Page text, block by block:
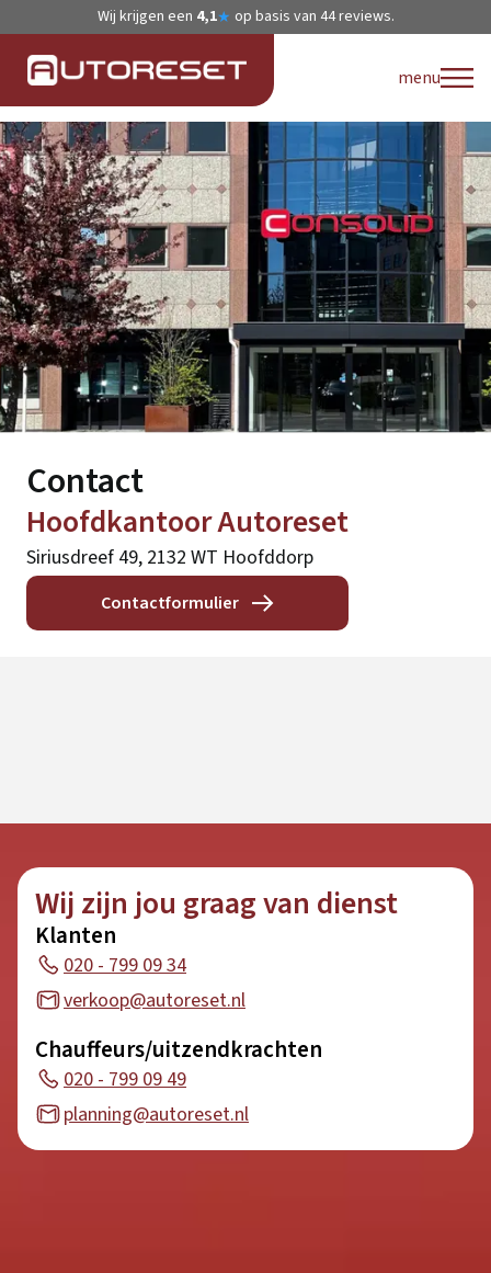
Wij krijgen een 4,1★ op basis van 44reviews.
menu
Contact
Hoofdkantoor Autoreset
Siriusdreef 49, 2132 WT Hoofddorp
Contactformulier
Wij zijn jou graag van dienst
Klanten
020 - 799 09 34
verkoop@autoreset.nl
Chauffeurs/uitzendkrachten
020 - 799 09 49
planning@autoreset.nl